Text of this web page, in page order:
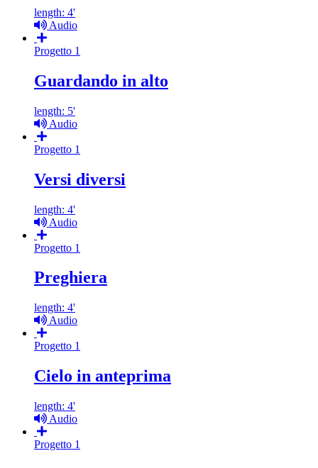
length: 4'
Audio
Progetto 1
Guardando in alto
length: 5'
Audio
Progetto 1
Versi diversi
length: 4'
Audio
Progetto 1
Preghiera
length: 4'
Audio
Progetto 1
Cielo in anteprima
length: 4'
Audio
Progetto 1